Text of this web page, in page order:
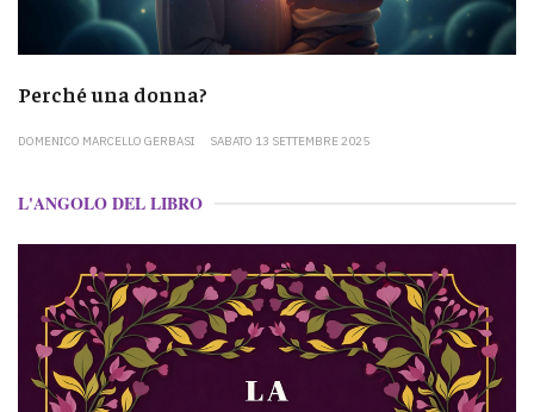
Perché una donna?
DOMENICO MARCELLO GERBASI SABATO 13 SETTEMBRE 2025
L'ANGOLO DEL LIBRO